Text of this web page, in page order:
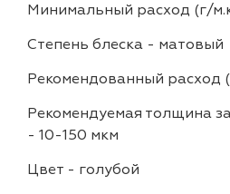
Минимальный расход (г/
Степень блеска - матовый
Рекомендованный расход
Рекомендуемая толщина
- 10-150 мкм
Цвет - голубой